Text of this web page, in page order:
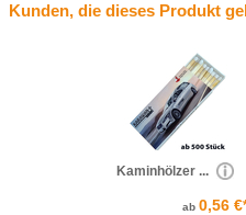
Kunden, die dieses Produkt
Kaminhölzer ...
ab 0,56